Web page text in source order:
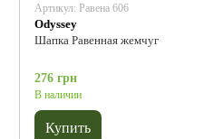
Артикул: Равена 606
Odyssey
Шапка Равенная жемчуг
276 грн
В наличии
Купить